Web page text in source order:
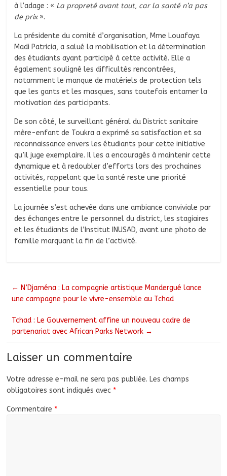
à l’adage : « La propreté avant tout, car la santé n’a pas
de prix».
La présidente du comité d’organisation, Mme Louafaya
Madi Patricia, a salué la mobilisation et la détermination
des étudiants ayant participé à cette activité. Elle a
également souligné les difficultés rencontrées,
notamment le manque de matériels de protection tels
que les gants et les masques, sans toutefois entamer la
motivation des participants.
De son côté, le surveillant général du District sanitaire
mère-enfant de Toukra a exprimé sa satisfaction et sa
reconnaissance envers les étudiants pour cette initiative
qu’il juge exemplaire. Il les a encouragés à maintenir cette
dynamique et à redoubler d’efforts lors des prochaines
activités, rappelant que la santé reste une priorité
essentielle pour tous.
La journée s’est achevée dans une ambiance conviviale par
des échanges entre le personnel du district, les stagiaires
et les étudiants de l’Institut INUSAD, avant une photo de
famille marquant la fin de l’activité.
← N’Djaména : La compagnie artistique Mandergué lance
une campagne pour le vivre-ensemble au Tchad
Tchad : Le Gouvernement affine un nouveau cadre de
partenariat avec African Parks Network →
Laisser un commentaire
Votre adresse e-mail ne sera pas publiée. Les champs
obligatoires sont indiqués avec *
Commentaire *